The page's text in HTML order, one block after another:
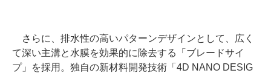
さらに、排水性の高いパターンデザインとして、広く
て深い主溝と水膜を効果的に除去する「ブレードサイ
プ」を採用。独自の新材料開発技術「4D NANO DESIG